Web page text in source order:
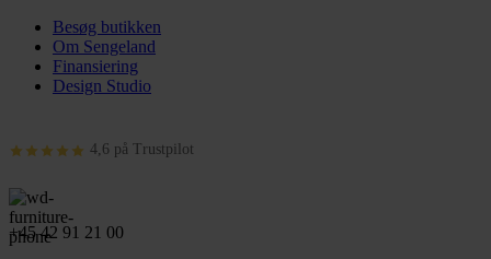
Besøg butikken
Om Sengeland
Finansiering
Design Studio
4,6 på Trustpilot
+45 42 91 21 00